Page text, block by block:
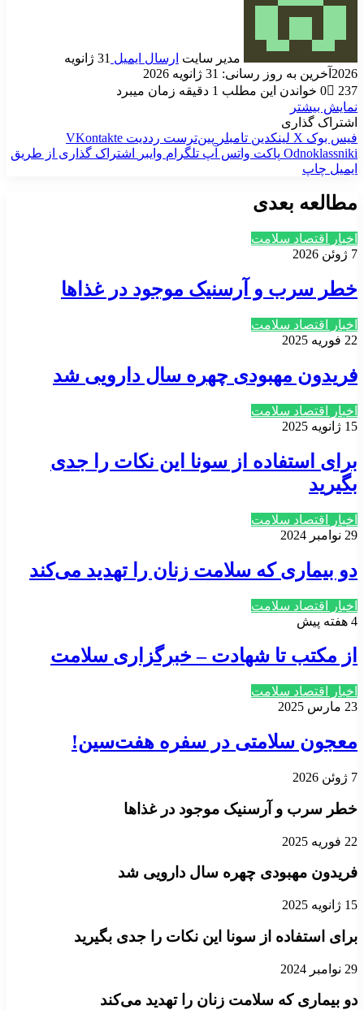
مدیر سایت ارسال ایمیل
31 ژانویه
2026 آخرین به روز رسانی: 31 ژانویه 2026
0
237
خواندن این مطلب 1 دقیقه زمان میبرد
نمایش بیشتر
اشتراک گذاری
فیس بوک X لینکدین ‫تامبلر ‫پین‌ترست ‫رددیت ‫VKontakte
‫Odnoklassniki پاکت واتس آپ تلگرام وایبر
اشتراک گذاری از طریق
ایمیل چاپ
مطالعه بعدی
اخبار اقتصاد سلامت
7 ژوئن 2026
خطر سرب و آرسنیک موجود در غذاها
اخبار اقتصاد سلامت
22 فوریه 2025
فریدون مهبودی چهره سال دارویی شد
اخبار اقتصاد سلامت
15 ژانویه 2025
برای استفاده از سونا این نکات را جدی
بگیرید
اخبار اقتصاد سلامت
29 نوامبر 2024
دو بیماری که سلامت زنان را تهدید می‌کند
اخبار اقتصاد سلامت
4 هفته پیش
از مکتب تا شهادت – خبرگزاری سلامت
اخبار اقتصاد سلامت
23 مارس 2025
معجون سلامتی در سفره هفت‌سین!
7 ژوئن 2026
خطر سرب و آرسنیک موجود در غذاها
22 فوریه 2025
فریدون مهبودی چهره سال دارویی شد
15 ژانویه 2025
برای استفاده از سونا این نکات را جدی بگیرید
29 نوامبر 2024
دو بیماری که سلامت زنان را تهدید می‌کند